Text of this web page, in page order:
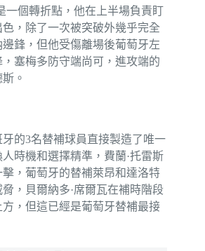
一個轉折點，他在上半場負責盯
，除了一次被突破外幾乎完全
鋒，但他受傷離場後葡萄牙左
塞梅多防守端尚可，進攻端的
。
的3名替補球員直接製造了唯一
時機和選擇精準，費蘭·托雷斯
，葡萄牙的替補萊昂和達洛特
脅，貝爾納多·席爾瓦在補時階段
，但這已經是葡萄牙替補最接